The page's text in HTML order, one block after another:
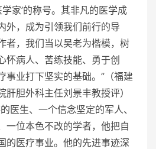
家’的称号。其非凡的医学成
外，成为引领我们前行的导
者，我们当以吴老为楷模，树
怀病人、苦练技能、勇于创
事业打下坚实的基础。”（福建
肝胆外科主任刘景丰教授评）
医生、一个信念坚定的军人、
一位本色不改的学者，他把自
的医疗事业。他的先进事迹深